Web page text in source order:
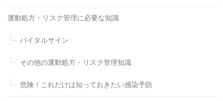
運動処方・リスク管理に必要な知識
バイタルサイン
その他の運動処方・リスク管理知識
危険！これだけは知っておきたい感染予防